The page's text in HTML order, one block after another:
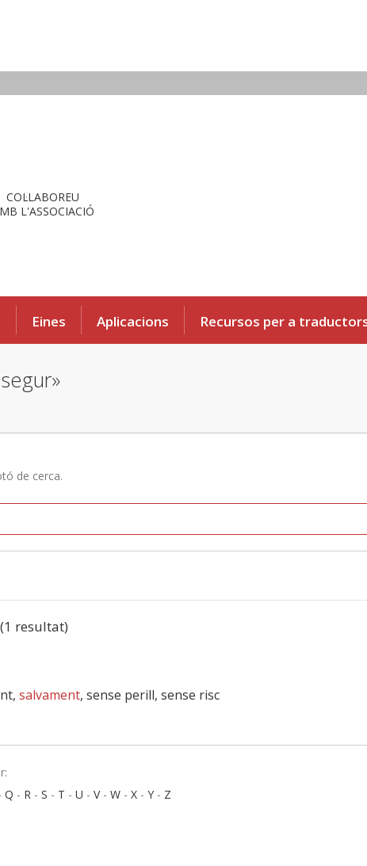
COL·LABOREU
L'ASSOCIACIÓ
Eines Aplicacions Recursos per a
de cerca.
resultat)
salvament, sense perill, sense risc
Q - R - S - T - U - V- W - X - Y - Z